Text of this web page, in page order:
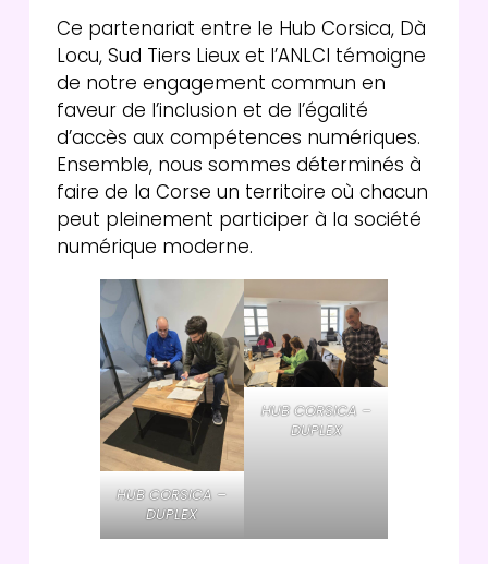
Ce partenariat entre le Hub Corsica, Dà
Locu, Sud Tiers Lieux et l’ANLCI témoigne
de notre engagement commun en
faveur de l’inclusion et de l’égalité
d’accès aux compétences numériques.
Ensemble, nous sommes déterminés à
faire de la Corse un territoire où chacun
peut pleinement participer à la société
numérique moderne.
HUB CORSICA –
DUPLEX
HUB CORSICA –
DUPLEX